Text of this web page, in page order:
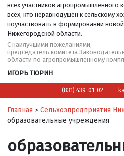
всех участников агропромышленного
всех, кто неравнодушен к сельскому
поучаствовать в формировании
Нижегородской области.
С наилучшими пожеланиями,
председатель комитета
области по агропромышленному
ИГОРЬ ТЮРИН
(831) 439-01-02
Главная > Сельхозпредприятия
образовательные учреждения